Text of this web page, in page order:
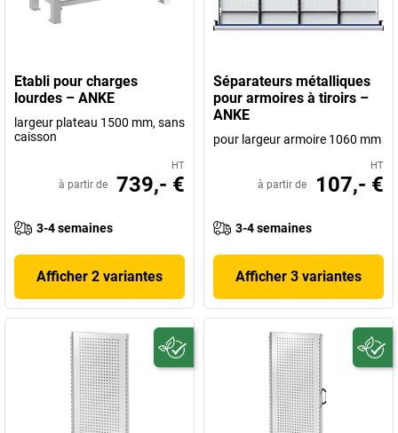
Etabli pour charges
lourdes – ANKE
largeur plateau 1500 mm, sans
caisson
HT
à partir de 739,- €
3-4 semaines
Afficher 2 variantes
Séparateurs métalliques
pour armoires à tiroirs –
ANKE
pour largeur armoire 1060 mm
HT
à partir de 107,- €
3-4 semaines
Afficher 3 variantes